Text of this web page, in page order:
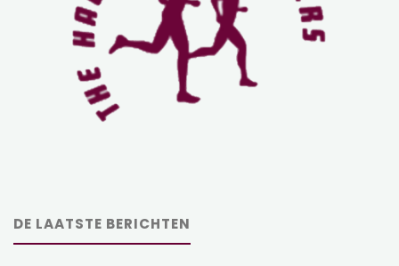
DE LAATSTE BERICHTEN